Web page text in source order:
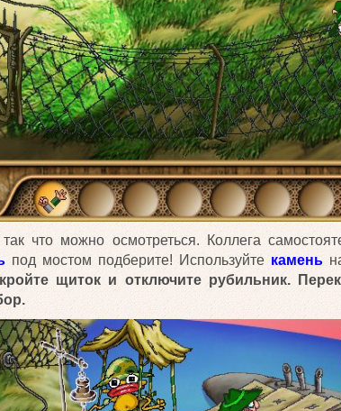
что можно осмотреться. Коллега
под мостом подберите! Используйте камень
щиток и отключите рубильник.